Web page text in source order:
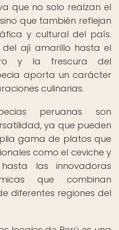
que no solo realzan el
que también reflejan
y cultural del país.
del ají amarillo hasta el
y la frescura del
aporta un carácter
culinarias.
peruanas son
ya que pueden
gama de platos que
como el ceviche y
las innovadoras
que combinan
diferentes regiones del